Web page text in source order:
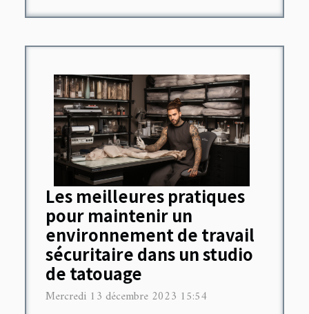
Les meilleures pratiques
pour maintenir un
environnement de travail
sécuritaire dans un studio
de tatouage
Mercredi 13 décembre 2023 15:54